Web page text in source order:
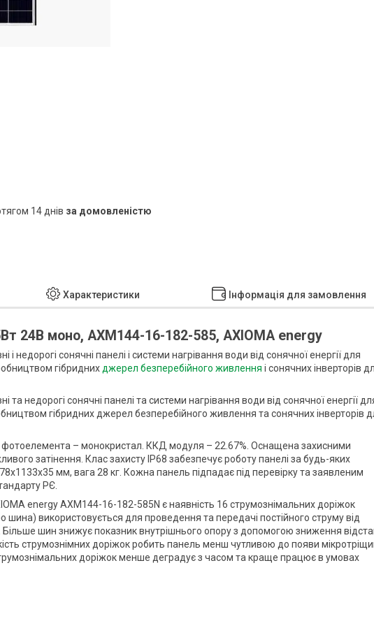
14 днів за домовленістю
Характеристики Інформація для замовлення
24В моно, AXM144-16-182-585, AXIOMA energy
недорогі сонячні панелі і системи нагрівання води від сонячної енергії для
гібридних джерел безперебійного живлення і сонячних інверторів
недорогі сонячні панелі та системи нагрівання води від сонячної енергії
гібридних джерел безперебійного живлення та сонячних інверторів
фотоелемента – монокристал. ККД модуля – 22.67%. Оснащена захисними
затінення. Клас захисту IP68 забезпечує роботу панелі за будь-яких
мм, вага 28 кг. Кожна панель підпадає під перевірку та заявленим
РЄ.
energy AXM144-16-182-585N є наявність 16 струмознімальних доріжок
шина) використовується для проведення та передачі постійного струму від
шин знижує показник внутрішнього опору з допомогою зниження
струмознімних доріжок робить панель менш чутливою до появи
доріжок менше деградує з часом та краще працює в умовах